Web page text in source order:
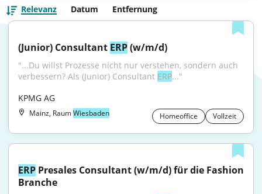
Relevanz Datum Entfernung
(Junior) Consultant ERP (w/m/d)
"...Du willst Prozesse nicht nur verstehen, sondern auch
verbessern? Als (Junior) Consultant ERP..."
KPMG AG
Mainz, RaumWiesbaden Homeoffice Vollzeit
ERP Presales Consultant (w/m/d) für die Fashion
Branche